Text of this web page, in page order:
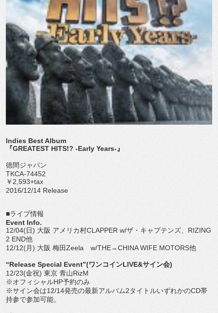
Indies Best Album
『GREATEST HITS!? -Early Years-』
徳間ジャパン
TKCA-74452
￥2,593+tax
2016/12/14 Release
■ライブ情報
Event Info.
12/04(日) 大阪 アメリカ村CLAPPER w/ザ・キャプテンズ、RIZING
2 END他
12/12(月) 大阪 梅田Zeela w/THE→CHINA WIFE MOTORS他
“Release Special Event”(ワンコインLIVE&サイン会)
12/23(金祝) 東京 青山RizM
※オフィシャルHP予約のみ
※サイン会は12/14発売の最新アルバム2タイトルいずれかのCD帯
持参で参加可能。